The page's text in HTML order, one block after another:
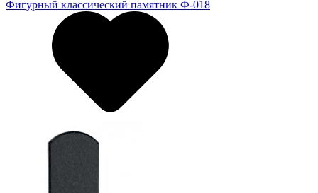
Фигурный классический памятник Ф-018